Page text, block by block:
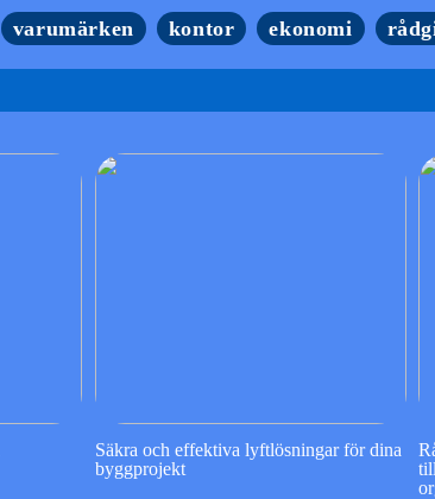
varumärken kontor ekonomi
Säkra och effektiva lyftlösningar för dina
byggprojekt